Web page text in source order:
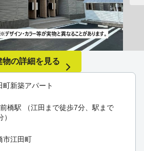
町新築アパート
橋駅 （江田まで徒歩7分、駅まで
市江田町
物の詳細を見る